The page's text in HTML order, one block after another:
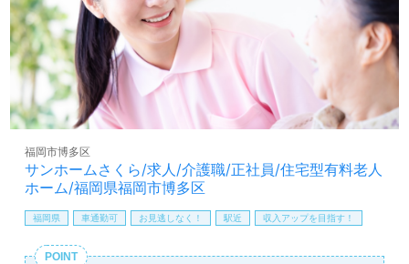
お問い合わせも遠慮なくお願いします。
全国の求人ご紹介！医療/福祉業界の正社員/パート求人探
しは【ウィルオブ介護】＊求人情報収集、将来的に検討の
方も遠慮なく＊
LINE、メール、お電話などご希望に応じてお問い合わせ/ご
相談可能です。転職相談、求人紹介、年収交渉など完全無
あり！＞"転職支援"のプロと一緒に転職活動！お問い合わ
せお待ちしております。
サンホームさくら/求人/介護職/正社員/住宅型有料老人
ホーム/福岡県福岡市博多区
福岡市博多区
福岡県 車通勤可 お見逃しなく！ 駅近 収入アップを目指す！
POINT